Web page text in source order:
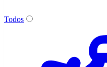
Todos